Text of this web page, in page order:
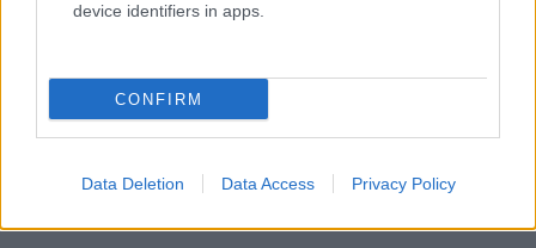
device identifiers in apps.
CONFIRM
Data Deletion Data Access Privacy Policy